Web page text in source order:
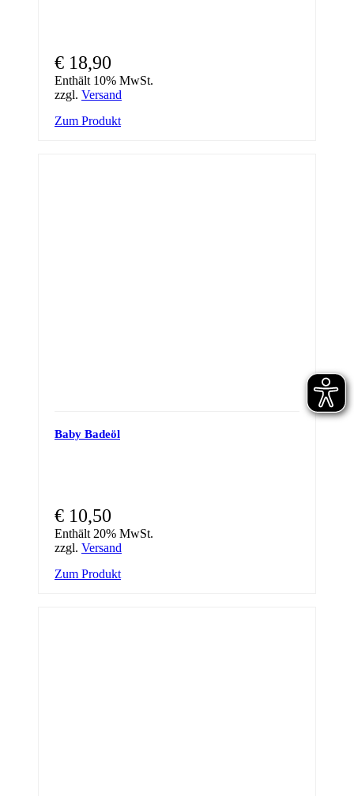
€ 18,90
Enthält 10% MwSt.
zzgl. Versand
Zum Produkt
Baby Badeöl
€ 10,50
Enthält 20% MwSt.
zzgl. Versand
Zum Produkt